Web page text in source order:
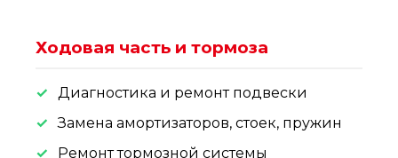
Ходовая часть и тормоза
Диагностика и ремонт подвески
Замена амортизаторов, стоек, пружин
Ремонт тормозной системы